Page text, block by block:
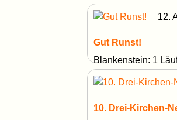
12.
Gut Runst!
Blankenstein: 1
10. Drei-Kirchen-